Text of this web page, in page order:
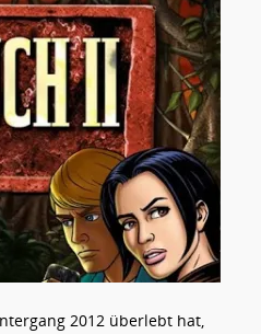
2012 überlebt hat,